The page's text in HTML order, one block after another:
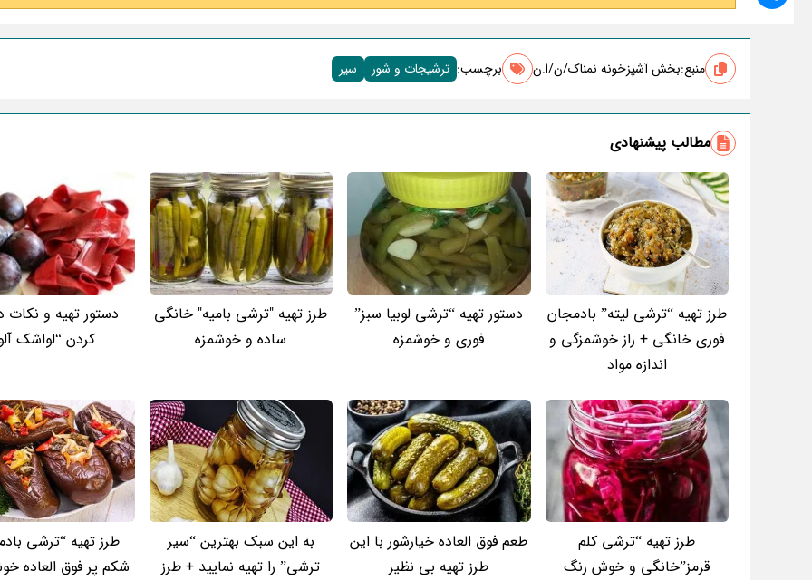
منبع:بخش آشپزخونه نمناک/ن/ا.ن برچسب‌: ترشیجات و شور سیر
مطالب پیشنهادی
طرز تهیه “ترشی لیته” بادمجان
فوری خانگی + راز خوشمزگی و
اندازه مواد
دستور تهیه “ترشی لوبیا سبز”
فوری و خوشمزه
طرز تهیه "ترشی بامیه" خانگی
ساده و خوشمزه
دستور تهیه و
کردن “لواشک
طرز تهیه “ترشی کلم
قرمز”خانگی و خوش رنگ
طعم فوق العاده خیارشور با این
طرز تهیه بی نظیر
به این سبک بهترین “سیر
ترشی” را تهیه نمایید + طرز
طرز تهیه “ترشی
شکم پر فوق العاده